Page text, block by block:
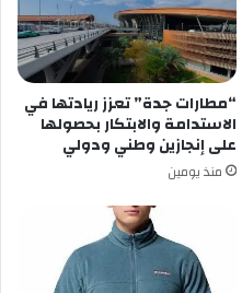
“مطارات جدة” تعزز ريادتها في
الاستدامة والابتكار بحصولها
على إنجازين وطني ودولي
منذ يومين